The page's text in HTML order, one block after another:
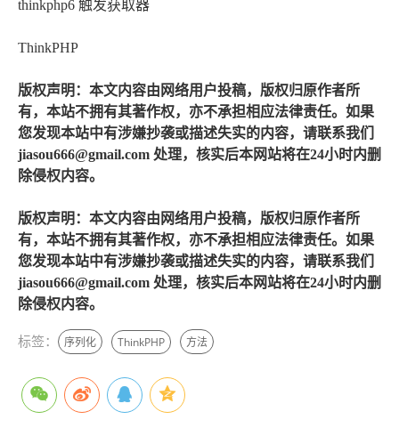
thinkphp6 触发获取器
ThinkPHP
版权声明：本文内容由网络用户投稿，版权归原作者所
有，本站不拥有其著作权，亦不承担相应法律责任。如果
您发现本站中有涉嫌抄袭或描述失实的内容，请联系我们
jiasou666@gmail.com 处理，核实后本网站将在24小时内删
除侵权内容。
版权声明：本文内容由网络用户投稿，版权归原作者所
有，本站不拥有其著作权，亦不承担相应法律责任。如果
您发现本站中有涉嫌抄袭或描述失实的内容，请联系我们
jiasou666@gmail.com 处理，核实后本网站将在24小时内删
除侵权内容。
标签： 序列化 ThinkPHP 方法